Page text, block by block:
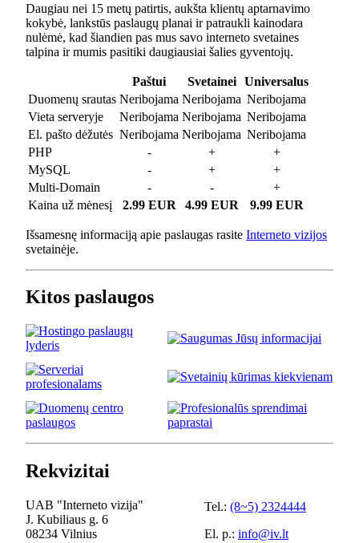
Daugiau nei 15 metų patirtis, aukšta klientų aptarnavimo
kokybė, lankstūs paslaugų planai ir patraukli kainodara
nulėmė, kad šiandien pas mus savo interneto svetaines
talpina ir mumis pasitiki daugiausiai šalies gyventojų.
Paštui Svetainei
Universalus
Duomenų srautas Neribojama Neribojama Neribojama
Vieta serveryje
Neribojama Neribojama Neribojama
El. pašto dėžutės Neribojama Neribojama Neribojama
PHP
- +
+
MySQL
- +
+
Multi-Domain
- -
+
Kaina už mėnesį
2.99 EUR 4.99 EUR 9.99 EUR
Išsamesnę informaciją apie paslaugas rasite Interneto vizijos
svetainėje.
Kitos paslaugos
Rekvizitai
UAB "Interneto vizija"
J. Kubiliaus g. 6
08234 Vilnius
Tel.: (8~5) 2324444
El. p.: info@iv.lt